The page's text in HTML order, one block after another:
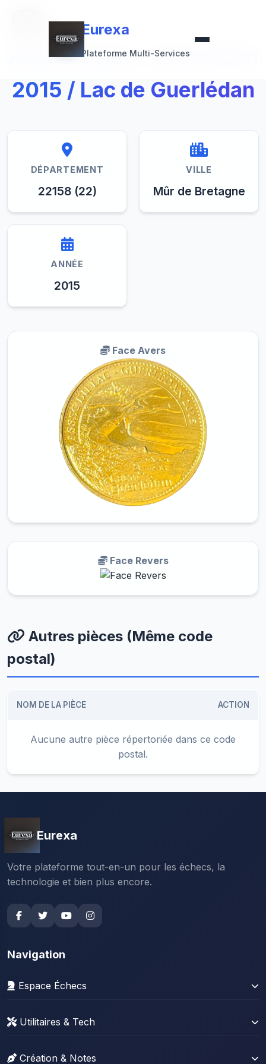
Eurexa
Eurexa
Plateforme Multi-Services
Assec du lac - Guerlédan
2015 / Lac de Guerlédan
DÉPARTEMENT
22158 (22)
VILLE
Mûr de Bretagne
ANNÉE
2015
Face Avers
Face Revers
Autres pièces (Même code
postal)
NOM DE LA PIÈCE ACTION
Aucune autre pièce répertoriée dans ce code
postal.
Eurexa
Votre plateforme tout-en-un pour les échecs, la
technologie et bien plus encore.
Navigation
Espace Échecs
Stats Lichess
Utilitaires & Tech
Création & Notes